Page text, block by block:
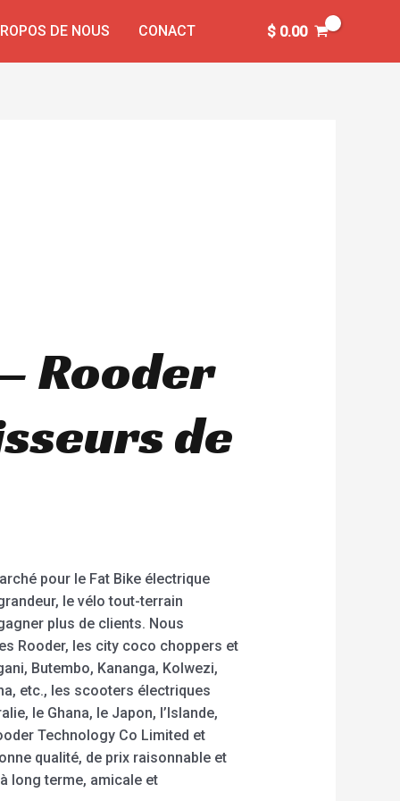
DE NOUS CONACT $0.00
Rooder
de
pour le Fat Bike électrique
le vélo tout-terrain
plus de clients. Nous
Rooder, les city coco choppers et
Butembo, Kananga, Kolwezi,
etc., les scooters électriques
le Ghana, le Japon, l’Islande,
Technology Co Limited et
qualité, de prix raisonnable et
long terme, amicale et